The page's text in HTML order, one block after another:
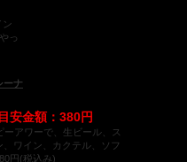
ン
っ
ーナ
安金額：380円
ーアワーで、生ビール、ス
ワイン、カクテル、ソフ
円(税込み)